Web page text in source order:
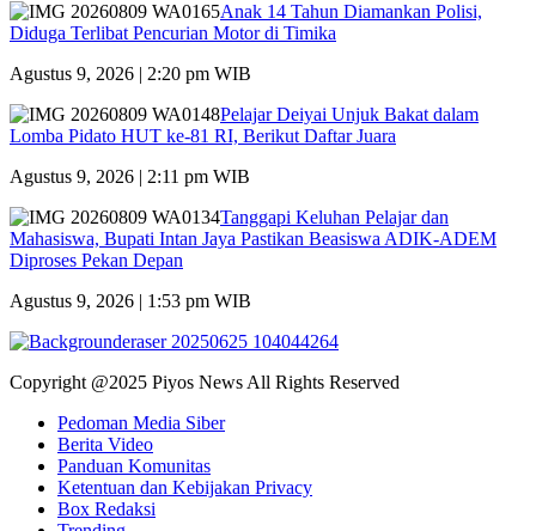
Anak 14 Tahun Diamankan Polisi,
Diduga Terlibat Pencurian Motor di Timika
Agustus 9, 2026 | 2:20 pm WIB
Pelajar Deiyai Unjuk Bakat dalam
Lomba Pidato HUT ke-81 RI, Berikut Daftar Juara
Agustus 9, 2026 | 2:11 pm WIB
Tanggapi Keluhan Pelajar dan
Mahasiswa, Bupati Intan Jaya Pastikan Beasiswa ADIK-ADEM
Diproses Pekan Depan
Agustus 9, 2026 | 1:53 pm WIB
Copyright @2025 Piyos News All Rights Reserved
Pedoman Media Siber
Berita Video
Panduan Komunitas
Ketentuan dan Kebijakan Privacy
Box Redaksi